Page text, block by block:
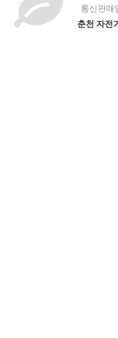
통신판매
춘천 자전